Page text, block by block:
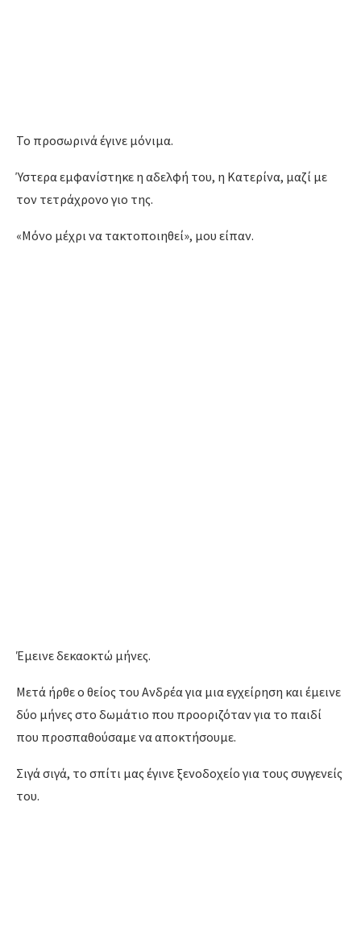
Το προσωρινά έγινε μόνιμα.
Ύστερα εμφανίστηκε η αδελφή του, η Κατερίνα, μαζί με
τον τετράχρονο γιο της.
«Μόνο μέχρι να τακτοποιηθεί», μου είπαν.
Έμεινε δεκαοκτώ μήνες.
Μετά ήρθε ο θείος του Ανδρέα για μια εγχείρηση και έμεινε
δύο μήνες στο δωμάτιο που προοριζόταν για το παιδί
που προσπαθούσαμε να αποκτήσουμε.
Σιγά σιγά, το σπίτι μας έγινε ξενοδοχείο για τους συγγενείς
του.